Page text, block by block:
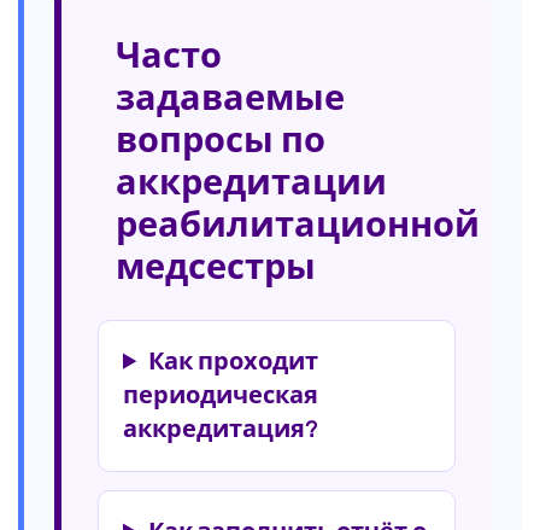
Часто
задаваемые
вопросы по
аккредитации
реабилитационной
медсестры
Как проходит
периодическая
аккредитация?